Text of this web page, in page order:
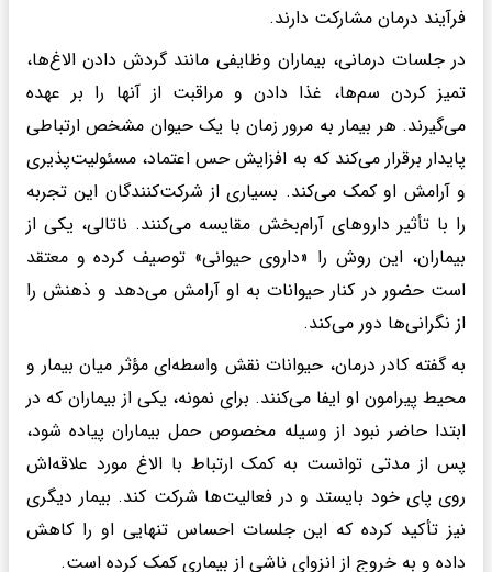
فرآیند درمان مشارکت دارند.
در جلسات درمانی، بیماران وظایفی مانند گردش دادن الاغ‌ها،
تمیز کردن سم‌ها، غذا دادن و مراقبت از آنها را بر عهده
می‌گیرند. هر بیمار به مرور زمان با یک حیوان مشخص ارتباطی
پایدار برقرار می‌کند که به افزایش حس اعتماد، مسئولیت‌پذیری
و آرامش او کمک می‌کند. بسیاری از شرکت‌کنندگان این تجربه
را با تأثیر داروهای آرام‌بخش مقایسه می‌کنند. ناتالی، یکی از
بیماران، این روش را «داروی حیوانی» توصیف کرده و معتقد
است حضور در کنار حیوانات به او آرامش می‌دهد و ذهنش را
از نگرانی‌ها دور می‌کند.
به گفته کادر درمان، حیوانات نقش واسطه‌ای مؤثر میان بیمار و
محیط پیرامون او ایفا می‌کنند. برای نمونه، یکی از بیماران که در
ابتدا حاضر نبود از وسیله مخصوص حمل بیماران پیاده شود،
پس از مدتی توانست به کمک ارتباط با الاغ مورد علاقه‌اش
روی پای خود بایستد و در فعالیت‌ها شرکت کند. بیمار دیگری
نیز تأکید کرده که این جلسات احساس تنهایی او را کاهش
داده و به خروج از انزوای ناشی از بیماری کمک کرده است.